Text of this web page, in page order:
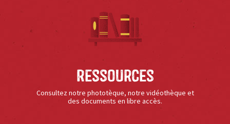
Ressources
Consultez notre phototèque, notre vidéothèque et
des documents en libre accès.